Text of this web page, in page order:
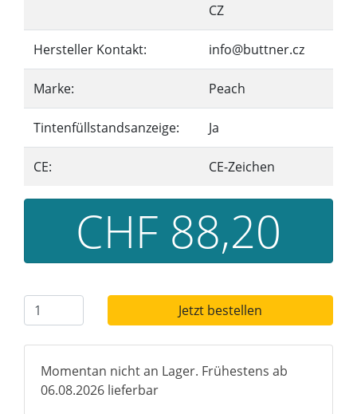
CZ
Hersteller Kontakt: info@buttner.cz
Marke: Peach
Tintenfüllstandsanzeige: Ja
CE: CE-Zeichen
CHF 88,20
Jetzt bestellen
Momentan nicht an Lager. Frühestens ab
06.08.2026 lieferbar